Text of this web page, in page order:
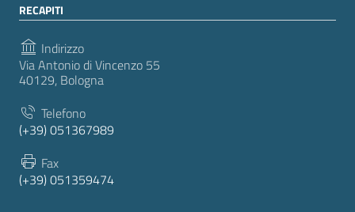
RECAPITI
Indirizzo
Via Antonio di Vincenzo 55
40129, Bologna
Telefono
(+39) 051367989
Fax
(+39) 051359474